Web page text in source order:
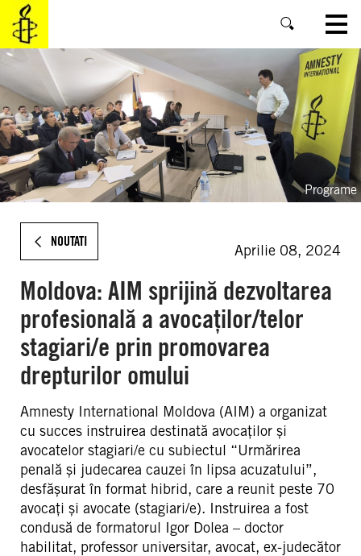
SKIP
MAIN
CONTENT
Programe
NOUTATI
Aprilie 08, 2024
Moldova: AIM sprijină dezvoltarea
profesională a avocaților/telor
stagiari/e prin promovarea
drepturilor omului
Amnesty International Moldova (AIM) a organizat
cu succes instruirea destinată avocaților și
avocatelor stagiari/e cu subiectul “Urmărirea
penală și judecarea cauzei în lipsa acuzatului”,
desfășurat în format hibrid, care a reunit peste 70
avocați și avocate (stagiari/e). Instruirea a fost
condusă de formatorul Igor Dolea – doctor
habilitat, professor universitar, avocat, ex-judecător